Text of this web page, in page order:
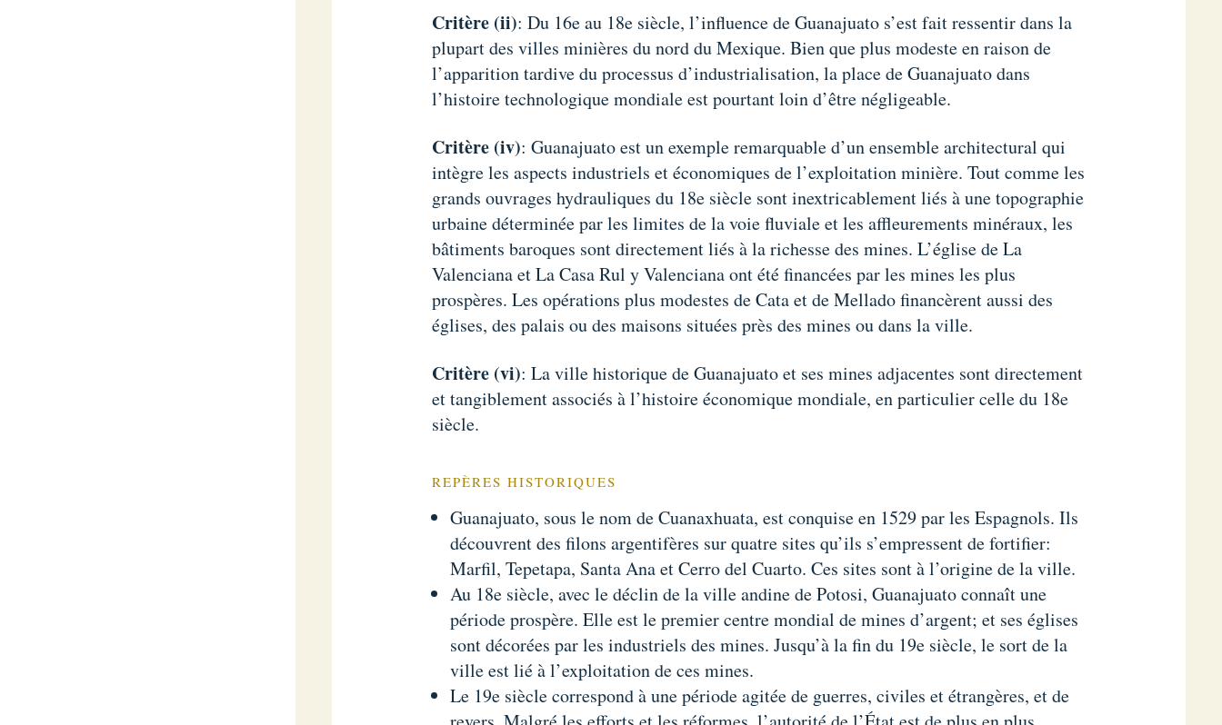
Critère (ii): Du 16e au 18e siècle, l’influence de Guanajuato s’est fait ressentir dans la
plupart des villes minières du nord du Mexique. Bien que plus modeste en raison de
l’apparition tardive du processus d’industrialisation, la place de Guanajuato dans
l’histoire technologique mondiale est pourtant loin d’être négligeable.
Critère (iv): Guanajuato est un exemple remarquable d’un ensemble architectural qui
intègre les aspects industriels et économiques de l’exploitation minière. Tout comme les
grands ouvrages hydrauliques du 18e siècle sont inextricablement liés à une topographie
urbaine déterminée par les limites de la voie fluviale et les affleurements minéraux, les
bâtiments baroques sont directement liés à la richesse des mines. L’église de La
Valenciana et La Casa Rul y Valenciana ont été financées par les mines les plus
prospères. Les opérations plus modestes de Cata et de Mellado financèrent aussi des
églises, des palais ou des maisons situées près des mines ou dans la ville.
Critère (vi): La ville historique de Guanajuato et ses mines adjacentes sont directement
et tangiblement associés à l’histoire économique mondiale, en particulier celle du 18e
siècle.
REPÈRES HISTORIQUES
Guanajuato, sous le nom de Cuanaxhuata, est conquise en 1529 par les Espagnols. Ils
découvrent des filons argentifères sur quatre sites qu’ils s’empressent de fortifier:
Marfil, Tepetapa, Santa Ana et Cerro del Cuarto. Ces sites sont à l’origine de la ville.
Au 18e siècle, avec le déclin de la ville andine de Potosi, Guanajuato connaît une
période prospère. Elle est le premier centre mondial de mines d’argent; et ses églises
sont décorées par les industriels des mines. Jusqu’à la fin du 19e siècle, le sort de la
ville est lié à l’exploitation de ces mines.
Le 19e siècle correspond à une période agitée de guerres, civiles et étrangères, et de